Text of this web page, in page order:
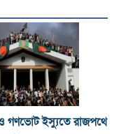
ও গণভোট ইস্যুতে রাজপথে